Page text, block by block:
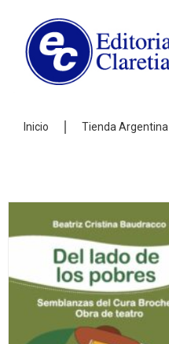
Inicio Tienda Argentina